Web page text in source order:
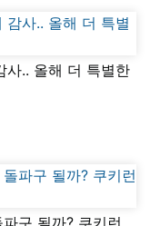
사.. 올해 더 특별한
구 될까? 쿠키런